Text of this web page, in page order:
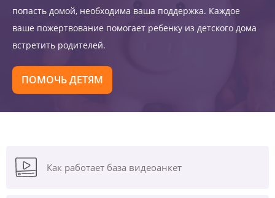
попасть домой, необходима ваша поддержка. Каждое
ваше пожертвование помогает ребенку из детского дома
встретить родителей.
ПОМОЧЬ ДЕТЯМ
Как работает база видеоанкет